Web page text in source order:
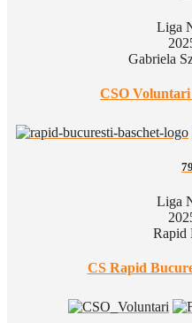
Liga
Gabriela
CSO
79
Liga
Rapid
CS Rapid